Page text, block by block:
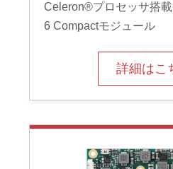
Celeron®プロセッサ搭
6 Compactモジュール
詳細はこ